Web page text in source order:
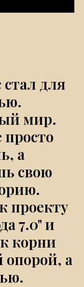
для
мир.
а
свою
проекту
7.0" и
корни
опорой, а